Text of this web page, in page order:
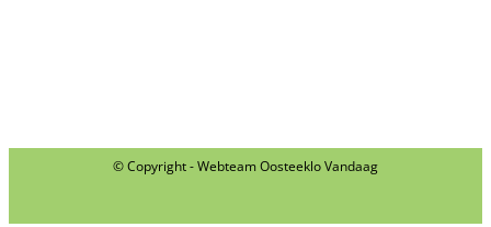
© Copyright - Webteam Oosteeklo Vandaag